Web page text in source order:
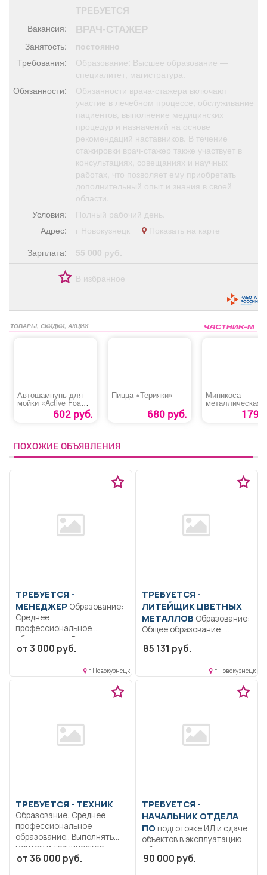
Обучение
Поздравления
Я - пенсионер
ТРЕБУЕТСЯ
Вакансия: ВРАЧ-СТАЖЕР
Занятость:
постоянно
Требования:
Образование: Высшее образование —
специалитет, магистратура.
Обязанности:
Обязанности врача-стажера включают
участие в лечебном процессе, обслуживание
пациентов, выполнение медицинских
процедур и назначений на основе
рекомендаций наставников. В течение
стажировки врач-стажер также участвует в
консультациях, совещаниях и научных
работах, что позволяет ему приобретать
дополнительный опыт и знания в своей
области.
Условия:
Полный рабочий день.
Адрес:
г Новокузнецк
Показать на карте
Зарплата:
55 000 руб.
В избранное
ТОВАРЫ, СКИДКИ, АКЦИИ
Автошампунь для
мойки «Active Foam
PF-10 OPTIMUM
602 руб.
Пицца «Терияки»
680 руб.
Миникоса
металлическая
«Характер»179
ПОХОЖИЕ ОБЪЯВЛЕНИЯ
ТРЕБУЕТСЯ -
МЕНЕДЖЕР
Среднее
профессиональное
образование.. Выполнение
входящих и исходящих
от 3 000 руб.
г Новокузнецк
ТРЕБУЕТСЯ -
ЛИТЕЙЩИК ЦВЕТНЫХ
МЕТАЛЛОВ
Общее образование..
алюминия и сплавов на...
85 131 руб.
г Новокузнецк
ТРЕБУЕТСЯ - ТЕХНИК
Образование: Среднее
профессиональное
образование.. Выполнять
монтаж и техническое
обслуживание...
от 36 000 руб.
ТРЕБУЕТСЯ -
НАЧАЛЬНИК ОТДЕЛА
ПО подготовке ИД и сдаче
объектов в эксплуатацию
Образование: Высшее
образование...
90 000 руб.